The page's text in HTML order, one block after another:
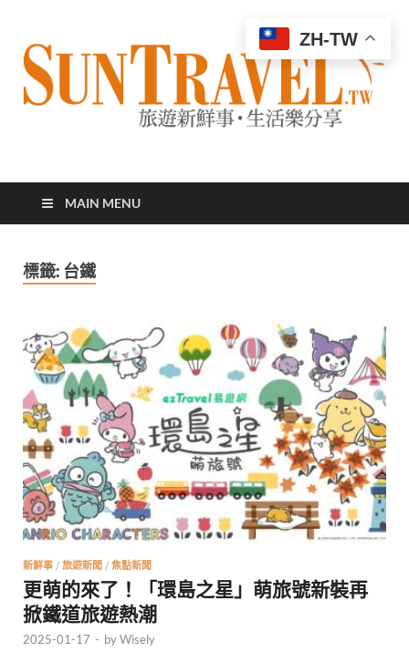
太陽網
MAIN MENU
標籤: 台鐵
新鮮事 / 旅遊新聞 / 焦點新聞
更萌的來了！「環島之星」萌旅號新裝再
掀鐵道旅遊熱潮
2025-01-17 - byWisely
ZH-TW